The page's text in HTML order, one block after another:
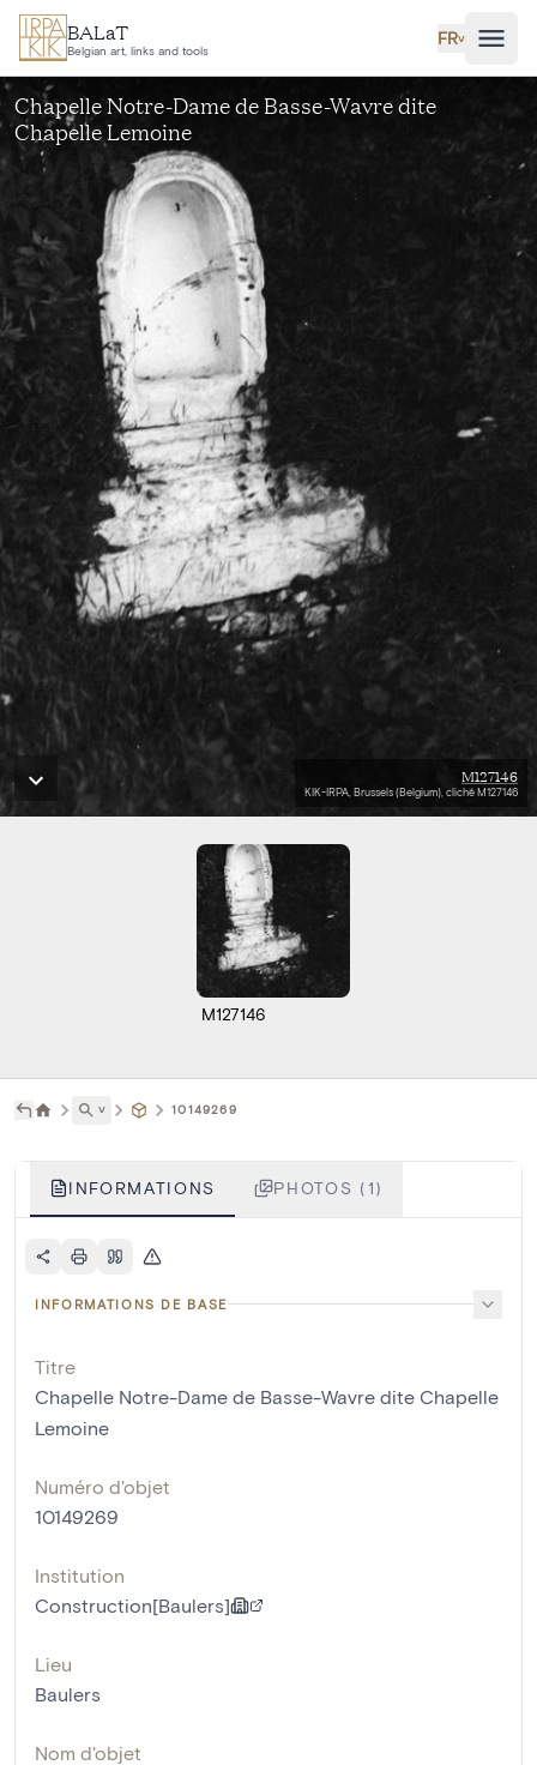
Aller au contenu principal
BALaT
Belgian art, links and tools
FR˅
Chapelle Notre-Dame de Basse-Wavre dite
Chapelle Lemoine
M127146
KIK-IRPA, Brussels (Belgium), cliché M127146
M127146
˅ 10149269
INFORMATIONS PHOTOS (1)
INFORMATIONS DE BASE
Titre
Chapelle Notre-Dame de Basse-Wavre dite Chapelle
Lemoine
Numéro d'objet
10149269
Institution
Construction[Baulers]
Lieu
Baulers
Nom d'objet